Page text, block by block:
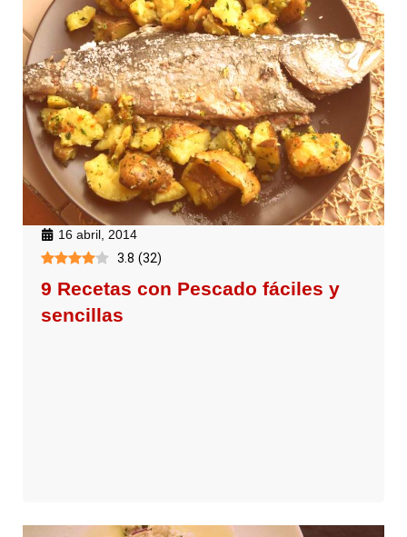
16 abril, 2014
3.8 (32)
9 Recetas con Pescado fáciles y
sencillas